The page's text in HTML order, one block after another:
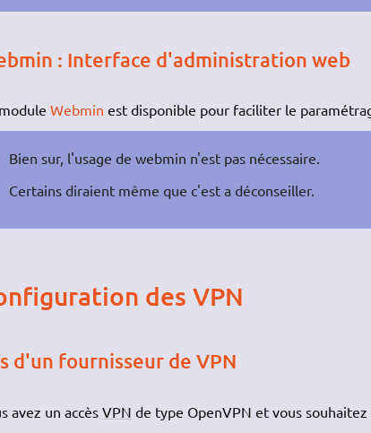
: Interface d'administration web
Webmin est disponible pour faciliter le
Bien sur, l'usage de webmin n'est pas nécessaire.
Certains diraient même que c'est a déconseiller.
des VPN
d'un fournisseur de VPN
avez un accès VPN de type OpenVPN et vous souhaitez